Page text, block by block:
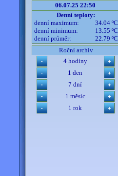
06.07.25 22:50
Denní teploty:
denní maximum:
34.04 ºC
denní minimum:
13.55 ºC
denní průměr:
22.79 ºC
Roční archiv
4 hodiny
1 den
7 dní
1 měsíc
1 rok